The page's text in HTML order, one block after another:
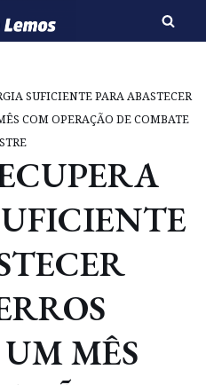
SUFICIENTE PARA ABASTECER
COM OPERAÇÃO DE COMBATE
MÊS